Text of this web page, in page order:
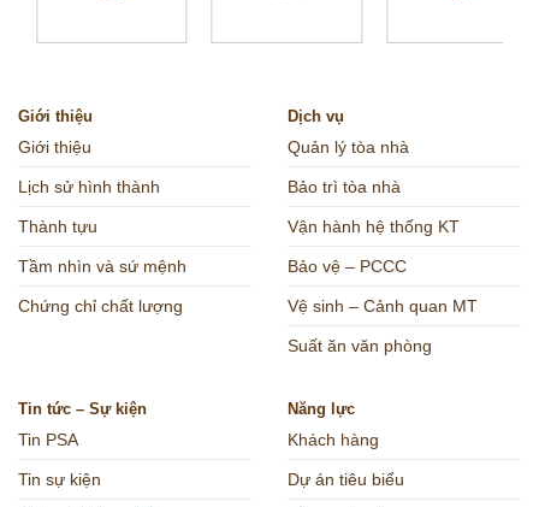
Giới thiệu
Giới thiệu
Lịch sử hình thành
Thành tựu
Tầm nhìn và sứ mệnh
Chứng chỉ chất lượng
Dịch vụ
Quản lý tòa nhà
Bảo trì tòa nhà
Vận hành hệ thống KT
Bảo vệ – PCCC
Vệ sinh – Cảnh quan MT
Suất ăn văn phòng
Tin tức – Sự kiện
Tin PSA
Tin sự kiện
Năng lực
Khách hàng
Dự án tiêu biểu